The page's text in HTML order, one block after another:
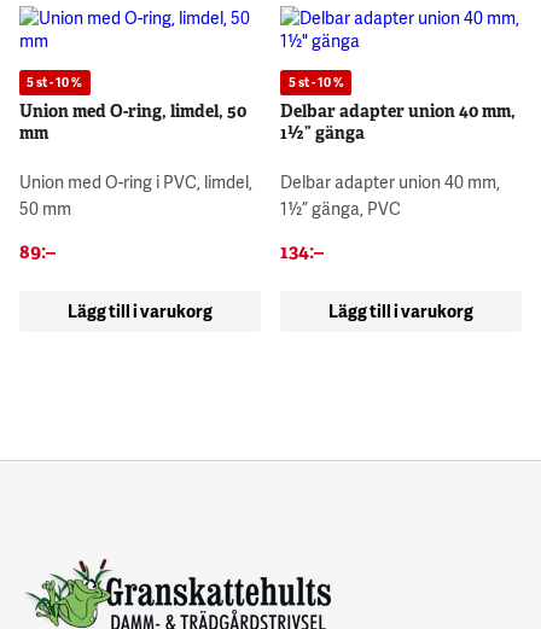
5 st - 10 %
Union med O-ring, limdel, 50
mm
Union med O-ring i PVC, limdel,
50 mm
89:–
Lägg till i varukorg
5 st - 10 %
Delbar adapter union 40 mm,
1½” gänga
Delbar adapter union 40 mm,
1½” gänga, PVC
134:–
Lägg till i varukorg